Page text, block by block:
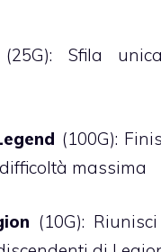
(25G): Sfila
(100G):
massima
(10G):